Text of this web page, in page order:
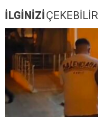
İLGİNİZİÇEKEBİLİR